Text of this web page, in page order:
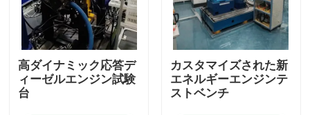
高ダイナミック応答デ
ィーゼルエンジン試験
台
カスタマイズされた新
エネルギーエンジンテ
ストベンチ